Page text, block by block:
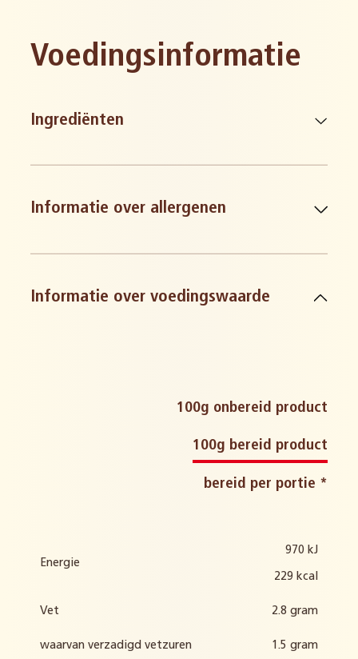
Voedingsinformatie
Ingrediënten
Informatie over allergenen
glutenbevattende granen en
rogge en roggeproducten
Informatie over voedingswaarde
100g onbereid product
100g bereid product
bereid per portie *
Energie
970 kJ
229 kcal
Vet 2.8 gram
waarvan verzadigd vetzuren 1.5 gram